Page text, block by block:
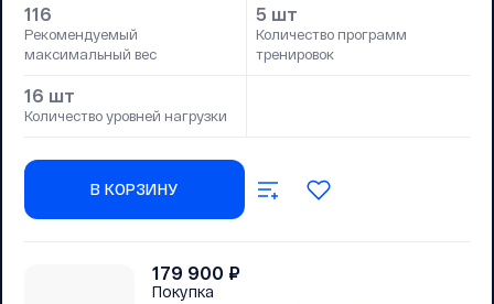
116
Рекомендуемый
максимальный вес
5 шт
Количество программ
тренировок
16 шт
Количество уровней нагрузки
В КОРЗИНУ
179 900 ₽
Покупка